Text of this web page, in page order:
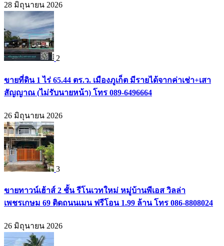
28 มิถุนายน 2026
2
ขายที่ดิน 1 ไร่ 65.44 ตร.ว. เมืองภูเก็ต มีรายได้จากค่าเช่า+เสา
สัญญาณ (ไม่รับนายหน้า) โทร 089-6496664
26 มิถุนายน 2026
3
ขายทาวน์เฮ้าส์ 2 ชั้น รีโนเวทใหม่ หมู่บ้านพีเอส วิลล่า
เพชรเกษม 69 ติดถนนเมน ฟรีโอน 1.99 ล้าน โทร 086-8808024
26 มิถุนายน 2026